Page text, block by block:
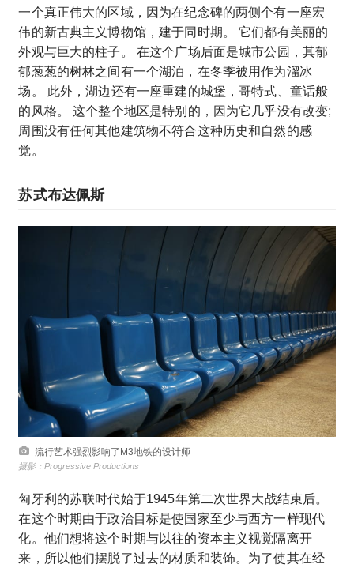
一个真正伟大的区域，因为在纪念碑的两侧个有一座宏
伟的新古典主义博物馆，建于同时期。 它们都有美丽的
外观与巨大的柱子。 在这个广场后面是城市公园，其郁
郁葱葱的树林之间有一个湖泊，在冬季被用作为溜冰
场。 此外，湖边还有一座重建的城堡，哥特式、童话般
的风格。 这个整个地区是特别的，因为它几乎没有改变;
周围没有任何其他建筑物不符合这种历史和自然的感
觉。
苏式布达佩斯
流行艺术强烈影响了M3地铁的设计师
摄影：Progressive Productions
匈牙利的苏联时代始于1945年第二次世界大战结束后。
在这个时期由于政治目标是使国家至少与西方一样现代
化。他们想将这个时期与以往的资本主义视觉隔离开
来，所以他们摆脱了过去的材质和装饰。为了使其在经